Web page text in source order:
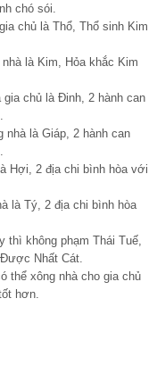
chó sói.
chủ là Thổ, Thổ sinh Kim
là Kim, Hỏa khắc Kim
chủ là Đinh, 2 hành can
là Giáp, 2 hành can
Hợi, 2 địa chi bình hòa với
là Tý, 2 địa chi bình hòa
không phạm Thái Tuế,
Nhất Cát.
thể xông nhà cho gia chủ
hơn.